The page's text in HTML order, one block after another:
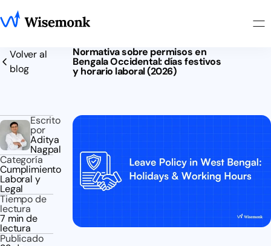
Volver al
blog
Escrito
por
Aditya
Nagpal
Categoría
Cumplimiento
Laboral y
Legal
Tiempo de
lectura
7 min de
lectura
Publicado
Normativa sobre permisos en
Bengala Occidental: días festivos
y horario laboral (2026)